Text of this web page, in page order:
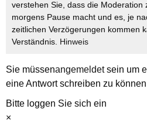
verstehen Sie, dass die Moderation
morgens Pause macht und es, je
zeitlichen Verzögerungen kommen
Verständnis. Hinweis
Sie müssenangemeldetsein um
eine Antwort schreiben zu können
Bitte loggen Sie sich ein
×